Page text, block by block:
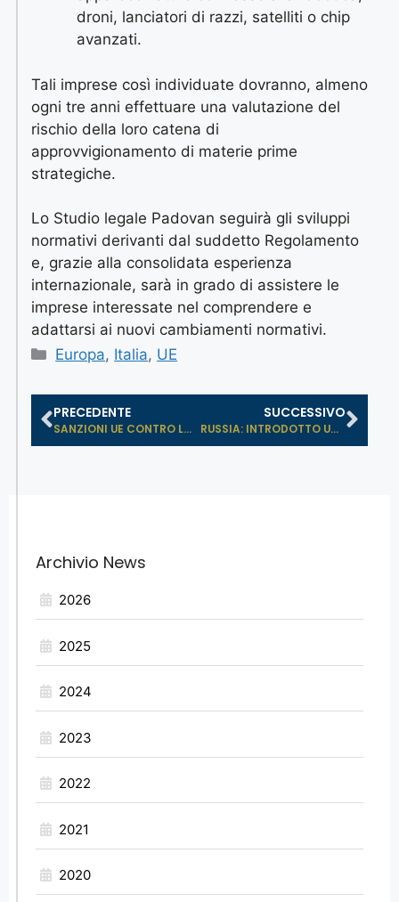
droni, lanciatori di razzi, satelliti o chip
avanzati.
Tali imprese così individuate dovranno, almeno
ogni tre anni effettuare una valutazione del
rischio della loro catena di
approvvigionamento di materie prime
strategiche.
Lo Studio legale Padovan seguirà gli sviluppi
normativi derivanti dal suddetto Regolamento
e, grazie alla consolidata esperienza
internazionale, sarà in grado di assistere le
imprese interessate nel comprendere e
adattarsi ai nuovi cambiamenti normativi.
Europa, Italia, UE
PRECEDENTE
SANZIONI UE CONTRO LA RUSSIA: INTRO...
SUCCESSIVO
RUSSIA: INTRODOTTO UN NUOVO OBBLIGO...
Archivio News
2026
2025
2024
2023
2022
2021
2020